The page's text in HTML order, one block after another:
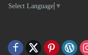
Select Language ▼